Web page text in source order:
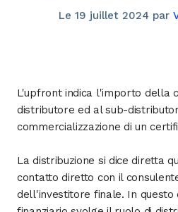
Le 19 juillet 2024 par
L'upfront indica l'importo della
distributore ed al sub-
commercializzazione di un
La distribuzione si dice diretta
contatto diretto con il
dell'investitore finale. In questo